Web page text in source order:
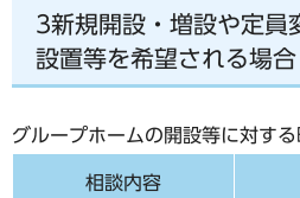
3新規開設・増設や定員
設置等を希望される場合
グループホームの開設等に対す
相談内容